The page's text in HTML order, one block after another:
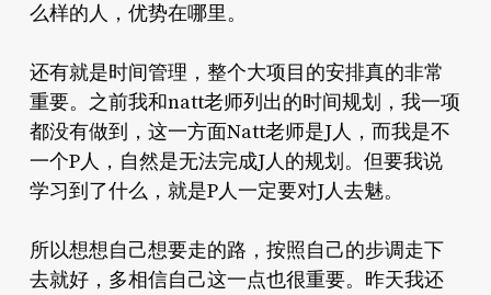
么样的人，优势在哪里。
还有就是时间管理，整个大项目的安排真的非常
重要。之前我和natt老师列出的时间规划，我一项
都没有做到，这一方面Natt老师是J人，而我是不
一个P人，自然是无法完成J人的规划。但要我说
学习到了什么，就是P人一定要对J人去魅。
所以想想自己想要走的路，按照自己的步调走下
去就好，多相信自己这一点也很重要。昨天我还